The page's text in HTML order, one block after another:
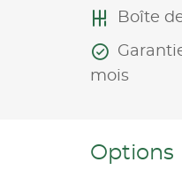
Boîte
mois
Options